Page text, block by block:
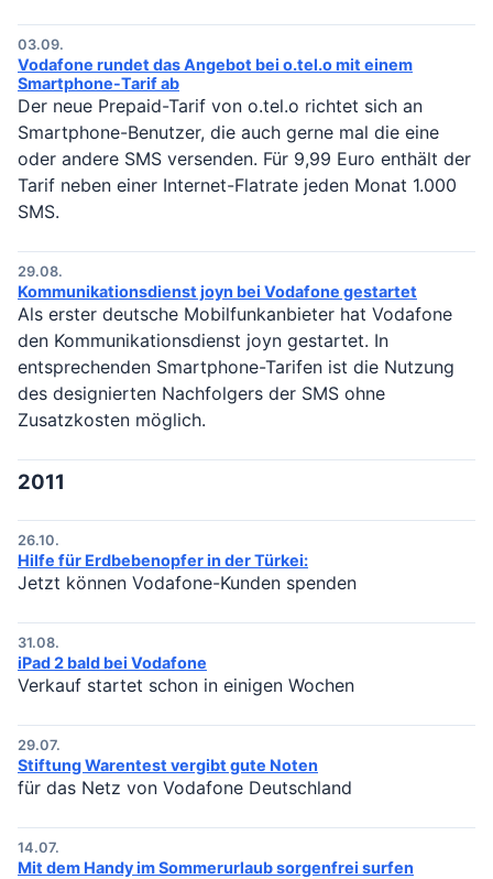
03.09.
Vodafone rundet das Angebot bei o.tel.o mit einem
Smartphone-Tarif ab
Der neue Prepaid-Tarif von o.tel.o richtet sich an
Smartphone-Benutzer, die auch gerne mal die eine
oder andere SMS versenden. Für 9,99 Euro enthält der
Tarif neben einer Internet-Flatrate jeden Monat 1.000
SMS.
29.08.
Kommunikationsdienst joyn bei Vodafone gestartet
Als erster deutsche Mobilfunkanbieter hat Vodafone
den Kommunikationsdienst joyn gestartet. In
entsprechenden Smartphone-Tarifen ist die Nutzung
des designierten Nachfolgers der SMS ohne
Zusatzkosten möglich.
2011
26.10.
Hilfe für Erdbebenopfer in der Türkei:
Jetzt können Vodafone-Kunden spenden
31.08.
iPad 2 bald bei Vodafone
Verkauf startet schon in einigen Wochen
29.07.
Stiftung Warentest vergibt gute Noten
für das Netz von Vodafone Deutschland
14.07.
Mit dem Handy im Sommerurlaub sorgenfrei surfen